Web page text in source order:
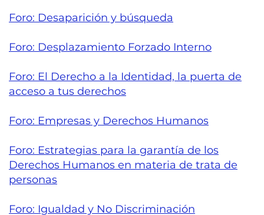
Foro: Desaparición y búsqueda
Foro: Desplazamiento Forzado Interno
Foro: El Derecho a la Identidad, la puerta de
acceso a tus derechos
Foro: Empresas y Derechos Humanos
Foro: Estrategias para la garantía de los
Derechos Humanos en materia de trata de
personas
Foro: Igualdad y No Discriminación